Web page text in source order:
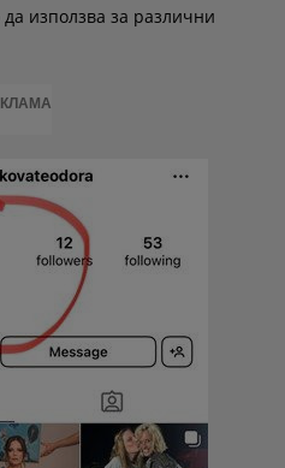
използва за различни